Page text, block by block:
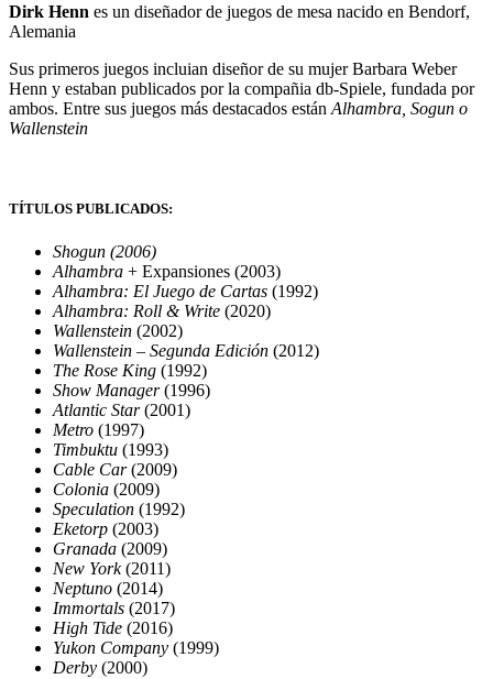
Dirk Henn es un diseñador de juegos de mesa nacido en Bendorf,
Alemania
Sus primeros juegos incluian diseñor de su mujer Barbara Weber
Henn y estaban publicados por la compañia db-Spiele, fundada por
ambos. Entre sus juegos más destacados están Alhambra, Sogun o
Wallenstein
TÍTULOS PUBLICADOS:
Shogun (2006)
Alhambra + Expansiones (2003)
Alhambra: El Juego de Cartas (1992)
Alhambra: Roll & Write (2020)
Wallenstein (2002)
Wallenstein – Segunda Edición (2012)
The Rose King (1992)
Show Manager(1996)
Atlantic Star(2001)
Metro (1997)
Timbuktu (1993)
Cable Car(2009)
Colonia (2009)
Speculation (1992)
Eketorp (2003)
Granada (2009)
New York(2011)
Neptuno (2014)
Immortals (2017)
High Tide (2016)
Yukon Company (1999)
Derby (2000)